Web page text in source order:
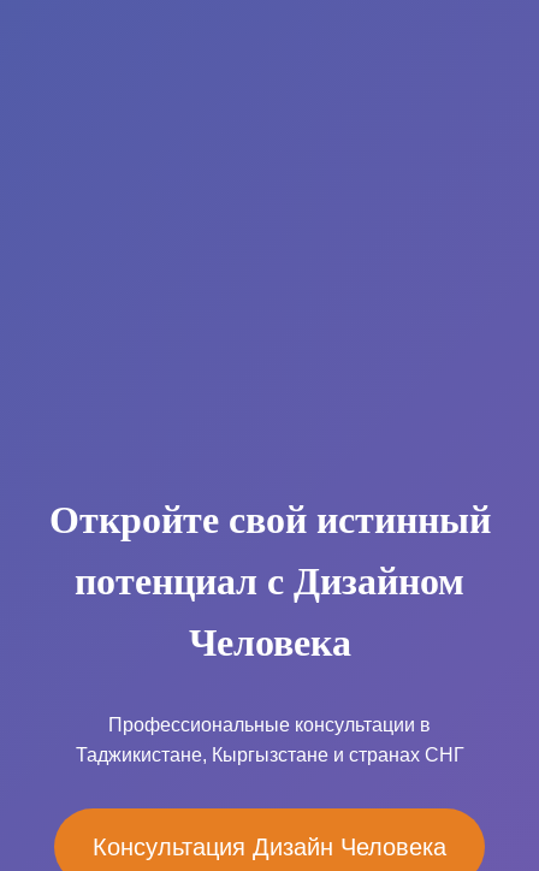
Откройте свой истинный
потенциал с Дизайном
Человека
Профессиональные консультации в
Таджикистане, Кыргызстане и странах СНГ
Консультация Дизайн Человека